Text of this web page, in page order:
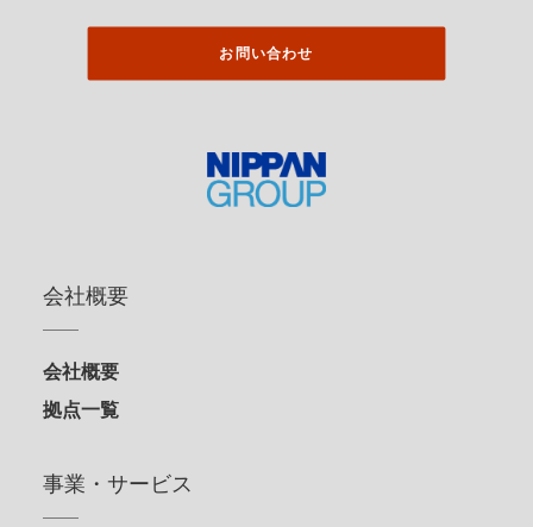
お問い合わせ
会社概要
会社概要
拠点一覧
事業・サービス